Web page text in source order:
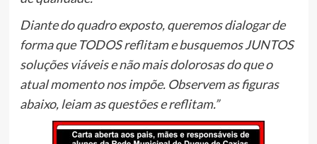
Diante do quadro exposto, queremos dialogar de
forma que TODOS reflitam e busquemos JUNTOS
soluções viáveis e não mais dolorosas do que o
atual momento nos impõe. Observem as figuras
abaixo, leiam as questões e reflitam.”